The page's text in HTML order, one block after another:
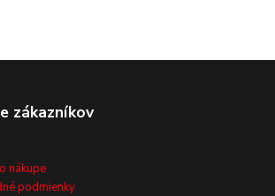
zákazníkov
nákupe
podmienky